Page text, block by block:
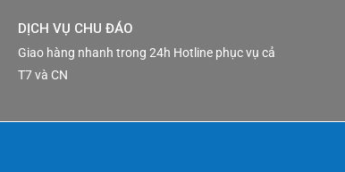
DỊCH VỤ CHU ĐÁO
Giao hàng nhanh trong 24h Hotline phục vụ cả
T7 và CN